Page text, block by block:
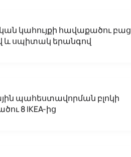
կահույքի հավաքածու բաց
և սպիտակ երանգով
պահեստավորման բլոկի
8 IKEA-ից